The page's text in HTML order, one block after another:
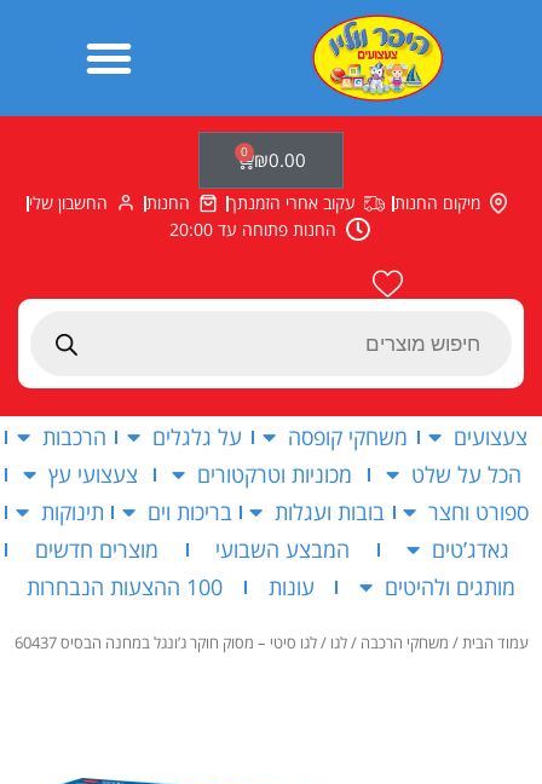
Products
₪0.00
0
עגלת
קניות
מיקום החנות עקוב אחרי הזמנתך החנות
החשבון שלי
החנות פתוחה עד 20:00
צעצועים משחקי קופסה על גלגלים
הרכבות
הכל על שלט
מכוניות וטרקטורים
צעצועי עץ
ספורט וחצר
בובות ועגלות בריכות וים
תינוקות
גאדג’טים
המבצע השבועי
מוצרים חדשים
מותגים ולהיטים
עונות 100 ההצעות הנבחרות
עמוד הבית/ משחקי הרכבה /לגו / לגו סיטי – מסוק חוקר ג’ונגל במחנה הבסיס 60437